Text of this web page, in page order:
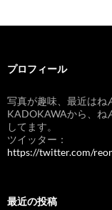
プロフィール
写真が趣味、最近はね
KADOKAWAから、ね
してます。
ツイッター：
https://twitter.com/
最近の投稿